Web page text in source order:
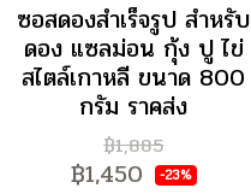
ซอสดองสำเร็จรูป สำหรับ
ดอง แซลม่อน กุ้ง ปู ไข่
สไตล์เกาหลี ขนาด 800
กรัม ราคส่ง
฿1,885
฿1,450 -23%